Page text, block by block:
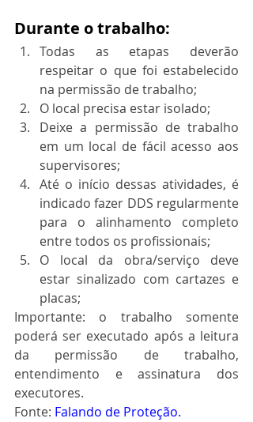
Durante o trabalho:
Todas as etapas deverão
respeitar o que foi estabelecido
na permissão de trabalho;
O local precisa estar isolado;
Deixe a permissão de trabalho
em um local de fácil acesso aos
supervisores;
Até o início dessas atividades, é
indicado fazer DDS regularmente
para o alinhamento completo
entre todos os profissionais;
O local da obra/serviço deve
estar sinalizado com cartazes e
placas;
Importante: o trabalho somente
poderá ser executado após a leitura
da permissão de trabalho,
entendimento e assinatura dos
executores.
Fonte: Falando de Proteção.